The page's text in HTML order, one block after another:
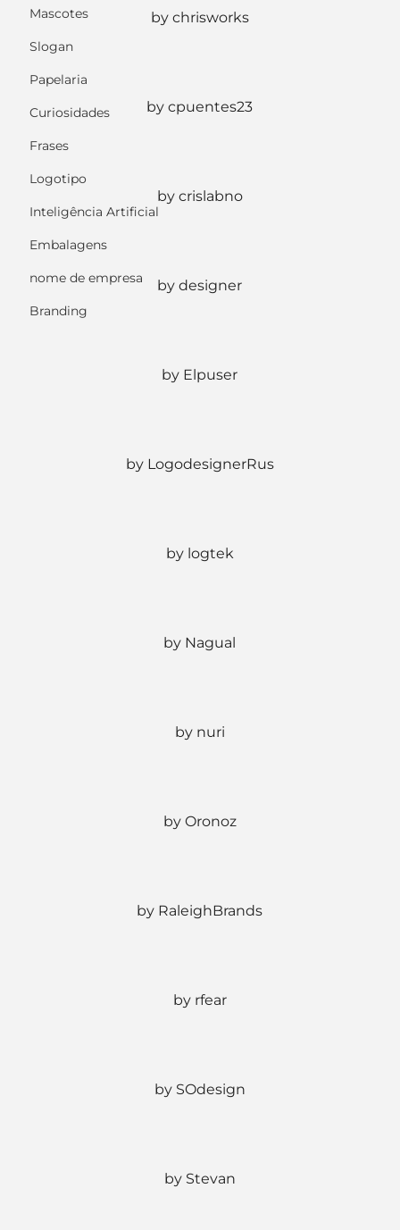
Mascotes
Slogan
Papelaria
Curiosidades
Frases
Logotipo
Inteligência Artificial
Embalagens
nome de empresa
Branding
by chrisworks
by cpuentes23
by crislabno
by designer
by Elpuser
by LogodesignerRus
by logtek
by Nagual
by nuri
by Oronoz
by RaleighBrands
by rfear
by SOdesign
by Stevan